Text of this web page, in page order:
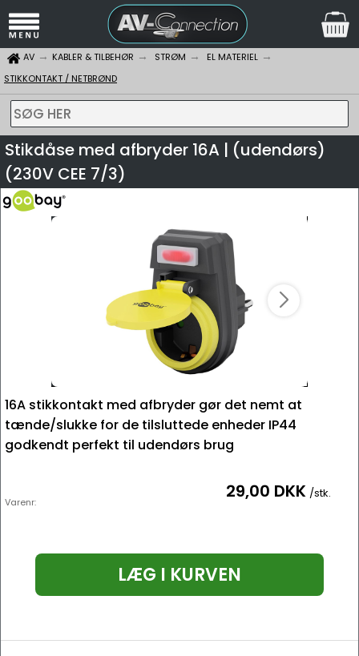
AV KABLER & TILBEHØR STRØM
EL MATERIEL
STIKKONTAKT / NETBRØND
SØG HER
Stikdåse med afbryder 16A | (udendørs)
(230V CEE 7/3)
16A stikkontakt med afbryder gør det nemt at
tænde/slukke for de tilsluttede enheder IP44
godkendt perfekt til udendørs brug
Varenr: 29,00 DKK /stk.
LÆG I KURVEN